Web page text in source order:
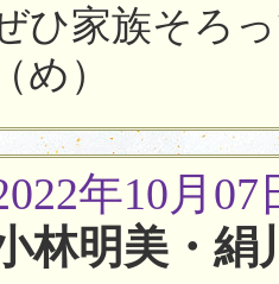
ひ家族そろ
（め）
年10月07
林明美・絹